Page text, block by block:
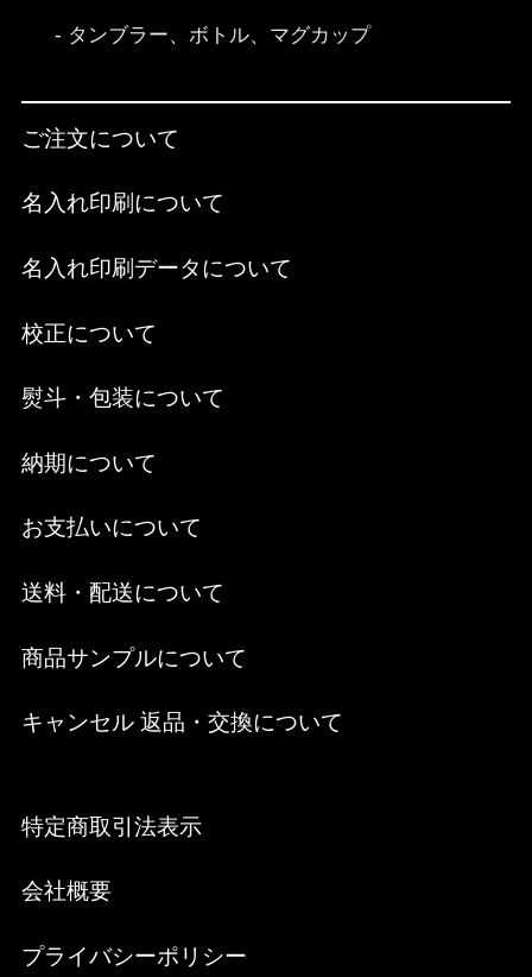
タンブラー、ボトル、マグカップ
ご注文について
名入れ印刷について
名入れ印刷データについて
校正について
熨斗・包装について
納期について
お支払いについて
送料・配送について
商品サンプルについて
キャンセル 返品・交換について
特定商取引法表示
会社概要
プライバシーポリシー